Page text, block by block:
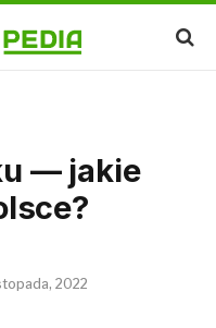
— jakie
2022